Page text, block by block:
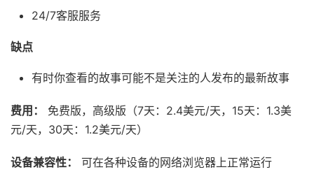
24/7客服服务
缺点
有时你查看的故事可能不是关注的人发布的最新故事
费用：
免费版，高级版（7天：2.4美元/天，15天：1.3美
元/天，30天：1.2美元/天）
设备兼容性： 可在各种设备的网络浏览器上正常运行